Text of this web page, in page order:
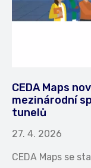
CEDA Maps
mezinárodní
tunelů
27. 4. 2026
CEDA Maps se